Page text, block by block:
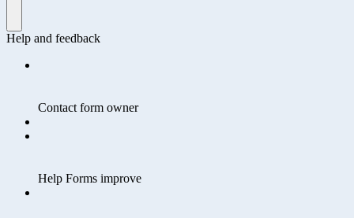
Help and feedback
Contact form owner
Help Forms improve